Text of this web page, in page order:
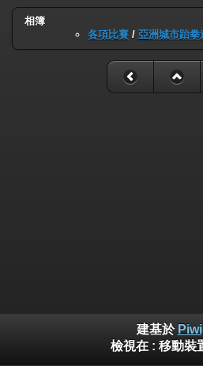
相簿
各項比賽 / 亞洲城市跆拳
建基於
檢視在 : 移動裝